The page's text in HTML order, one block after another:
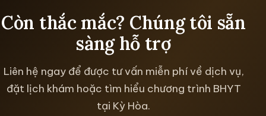
Còn thắc mắc? Chúng tôi sẵn
sàng hỗ trợ
Liên hệ ngay để được tư vấn miễn phí về dịch vụ,
đặt lịch khám hoặc tìm hiểu chương trình BHYT
tại Kỳ Hòa.